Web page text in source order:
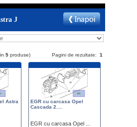
J
5 produse) Pagini de rezultate: 1
Astra
EGR cu carcasa Opel
Cascada 2....
EGR cu carcasa Opel ...